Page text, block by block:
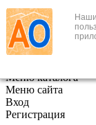
+7 (495) 646-888-1
В корзине
Меню каталога
Меню сайта
Вход
Регистрация